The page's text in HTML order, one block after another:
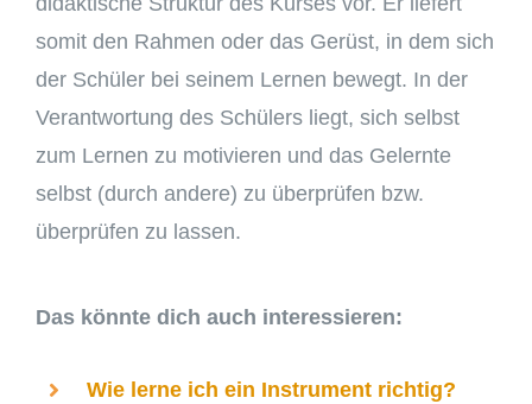
somit den Rahmen oder das Gerüst, in dem sich
der Schüler bei seinem Lernen bewegt. In der
Verantwortung des Schülers liegt, sich selbst
zum Lernen zu motivieren und das Gelernte
selbst (durch andere) zu überprüfen bzw.
überprüfen zu lassen.
Das könnte dich auch interessieren:
Wie lerne ich ein Instrument richtig?